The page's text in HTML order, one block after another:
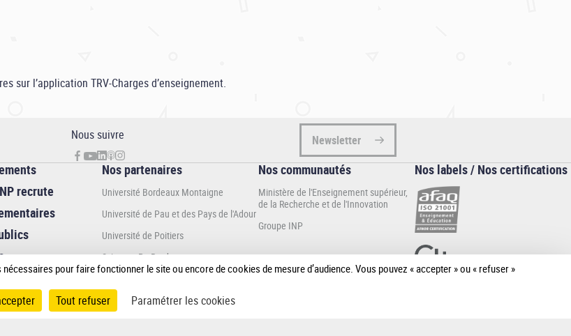
sur l’application TRV-Charges d’enseignement.
Nous suivre Newsletter
recrute
Nos partenaires
Université Bordeaux Montaigne
Université de Pau et des Pays de l'Adour
Université de Poitiers
Sciences Po Bordeaux
En association avec :
Nos communautés
Ministère de l'Enseignement supérieur,
de la Recherche et de l'Innovation
Groupe INP
Nos labels / Nos certifications
pour faire fonctionner le site ou encore de cookies de mesure d’audience. Vous pouvez « accepter » ou « refuser »
Tout refuser Paramétrer les cookies